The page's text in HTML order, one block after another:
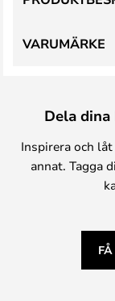
VARUMÄRKE
Dela
Inspirera och
annat. Tagga